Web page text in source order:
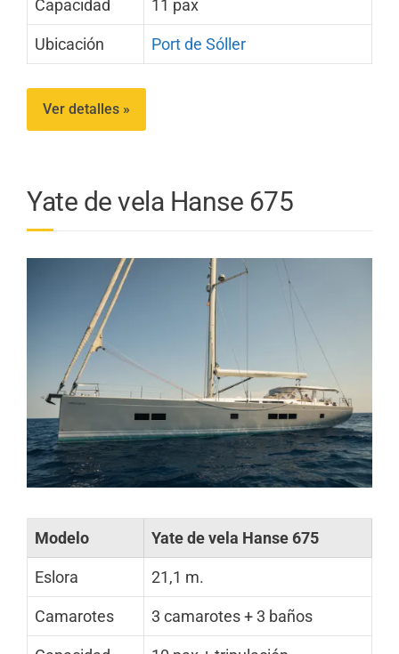
Capacidad 11 pax
Ubicación Port de Sóller
Ver detalles »
Yate de vela Hanse 675
Modelo Yate de vela Hanse 675
Eslora 21,1 m.
Camarotes 3 camarotes + 3 baños